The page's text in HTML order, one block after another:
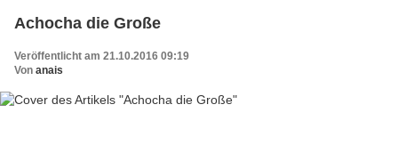
Achocha die Große
Veröffentlicht am 21.10.2016 09:19
Von anais